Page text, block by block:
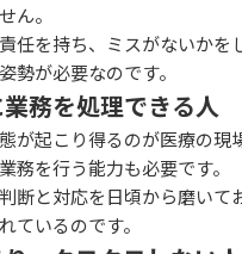
ん。
任を持ち、ミスがないかを
勢が必要なのです。
務を処理できる人
が起こり得るのが医療の現
務を行う能力も必要です。
断と対応を日頃から磨いて
ているのです。